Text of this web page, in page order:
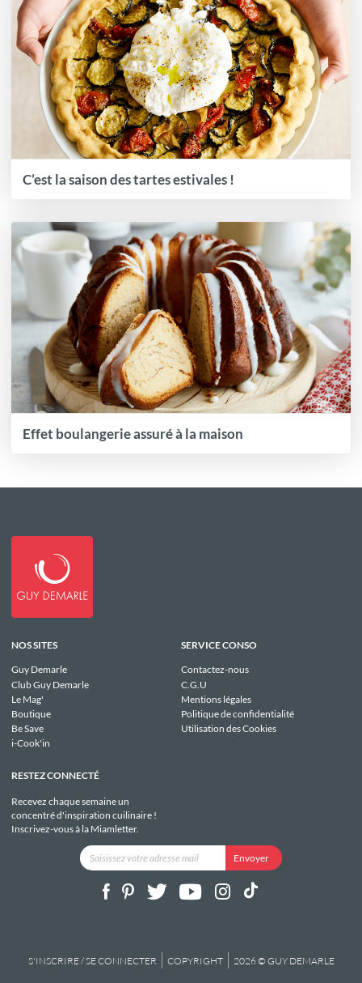
C’est la saison des tartes estivales !
Effet boulangerie assuré à la maison
NOS SITES
Guy Demarle
Club Guy Demarle
Le Mag'
Boutique
Be Save
i-Cook'in
SERVICE CONSO
Contactez-nous
C.G.U
Mentions légales
Politique de confidentialité
Utilisation des Cookies
RESTEZ CONNECTÉ
Recevez chaque semaine un
concentré d'inspiration cuilinaire !
Inscrivez-vous à la Miamletter.
S'INSCRIRE / SE CONNECTER COPYRIGHT 2026 © GUY DEMARLE